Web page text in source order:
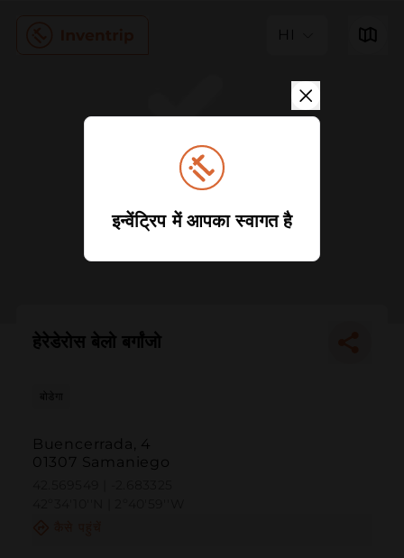
HI
हेरेडेरोस बेलो बर्गांजो
बोडेगा
Buencerrada, 4
01307 Samaniego
इन्वेंट्रिप में आपका स्वागत है